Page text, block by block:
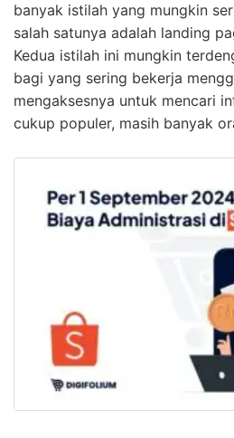
banyak istilah yang mungkin
salah satunya adalah landing
Kedua istilah ini mungkin
bagi yang sering bekerja
mengaksesnya untuk mencari
cukup populer, masih banyak